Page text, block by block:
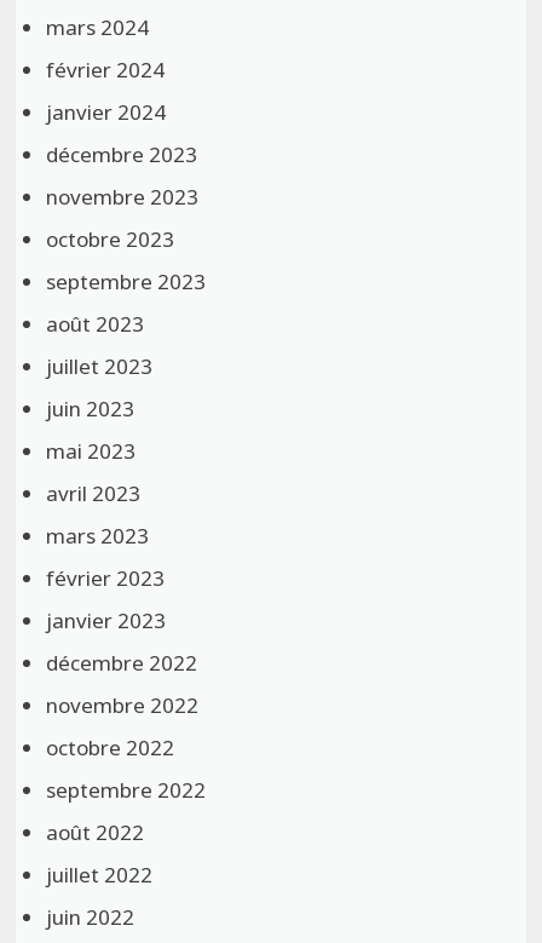
mars 2024
février 2024
janvier 2024
décembre 2023
novembre 2023
octobre 2023
septembre 2023
août 2023
juillet 2023
juin 2023
mai 2023
avril 2023
mars 2023
février 2023
janvier 2023
décembre 2022
novembre 2022
octobre 2022
septembre 2022
août 2022
juillet 2022
juin 2022